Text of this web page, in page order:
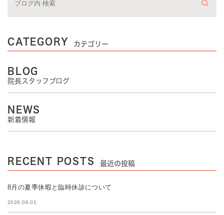
CATEGORY カテゴリー
BLOG
院長スタッフブログ
NEWS
新着情報
RECENT POSTS 最近の投稿
8月の夏季休暇と臨時休診について
2026.08.01